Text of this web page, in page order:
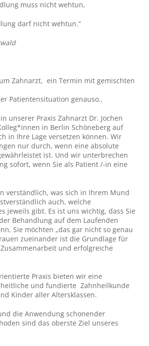
muss nicht wehtun,
darf nicht wehtun.“
Zahnarzt, ein Termin mit gemischten
Patientensituation genauso..
unserer Praxis Zahnarzt Dr. Jochen
in Berlin Schöneberg auf
in Ihre Lage versetzen können. Wir
nur durch, wenn eine absolute
ist. Und wir unterbrechen
sofort, wenn Sie als Patient /-in eine
verständlich, was sich in Ihrem Mund
auch, welche
jeweils gibt. Es ist uns wichtig, dass Sie
Behandlung auf dem Laufenden
Sie möchten „das gar nicht so genau
zueinander ist die Grundlage für
und erfolgreiche
Praxis bieten wir eine
und fundierte Zahnheilkunde
Kinder aller Altersklassen.
die Anwendung schonender
sind das oberste Ziel unseres